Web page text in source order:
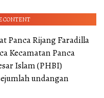
CONTENT
Panca Rijang Faradilla
Kecamatan Panca
Islam (PHBI)
undangan